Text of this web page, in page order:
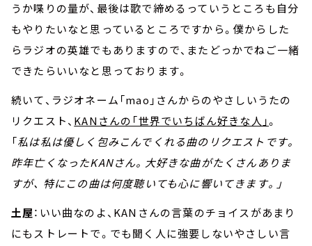
うか喋りの量が、最後は歌で締めるっていうところも自分
もやりたいなと思っているところですから。僕からした
らラジオの英雄でもありますので、またどっかでねご一緒
できたらいいなと思っております。
続いて、ラジオネーム「mao」さんからのやさしいうたの
リクエスト、 KANさんの「世界でいちばん好きな人」。
「私は私は優しく包みこんでくれる曲のリクエストです。
昨年亡くなったKANさん。大好きな曲がたくさんありま
すが、 特にこの曲は何度聴いても心に響いてきます。」
土屋：いい曲なのよ、KANさんの言葉のチョイスがあまり
にもストレートで。でも聞く人に強要しないやさしい言